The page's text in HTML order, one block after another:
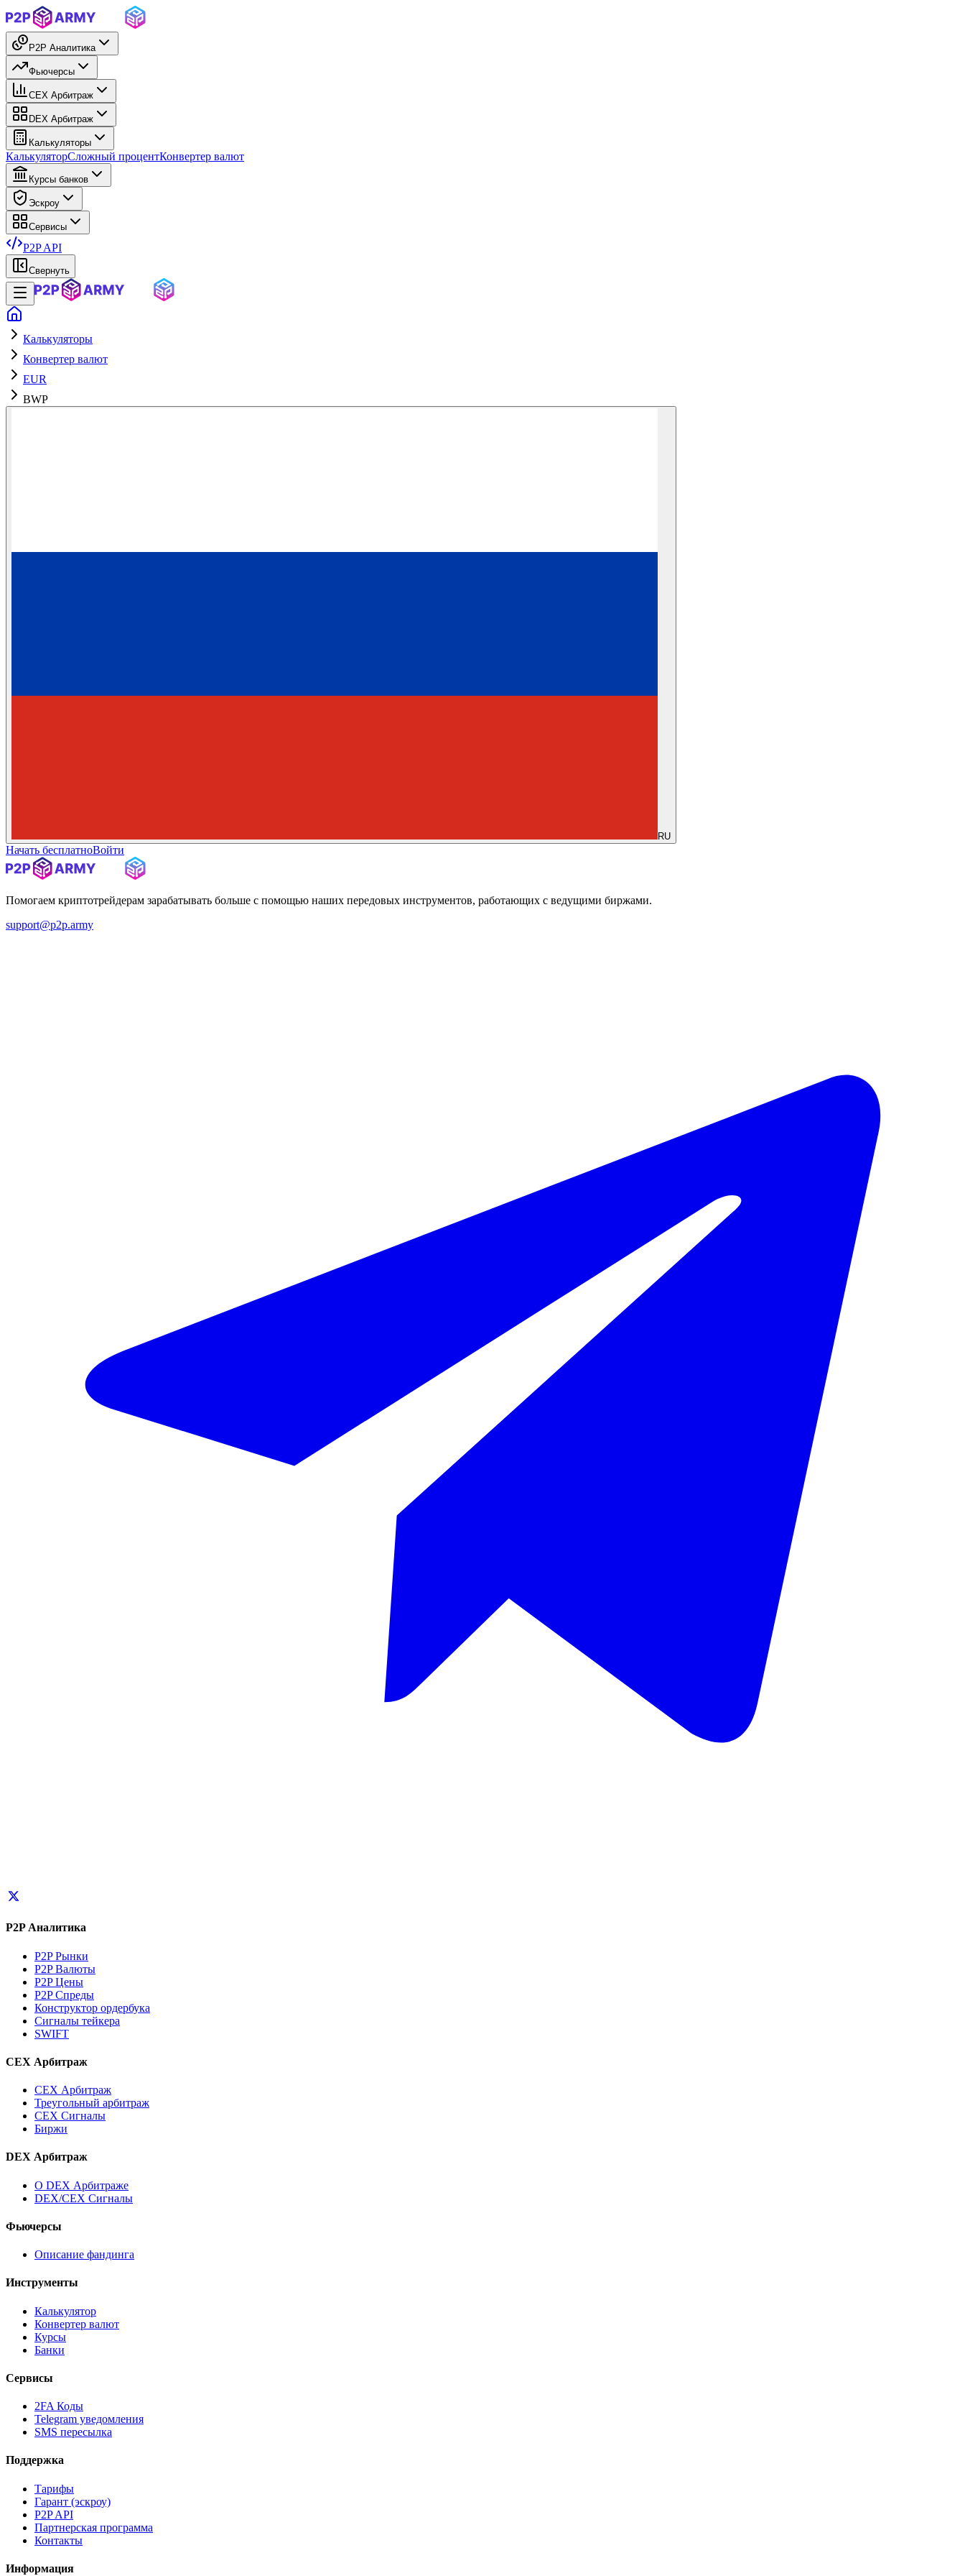
P2P Аналитика
Фьючерсы
CEX Арбитраж
DEX Арбитраж
Калькуляторы
КалькуляторСложный процентКонвертер валют
Курсы банков
Эскроу
Сервисы
P2P API
Свернуть
Калькуляторы
Конвертер валют
EUR
BWP
RU
Начать бесплатноВойти
Помогаем криптотрейдерам зарабатывать больше с помощью наших передовых инструментов, работающих с ведущими биржами.
support@p2p.army
P2P Аналитика
P2P Рынки
P2P Валюты
P2P Цены
P2P Спреды
Конструктор ордербука
Сигналы тейкера
SWIFT
CEX Арбитраж
CEX Арбитраж
Треугольный арбитраж
CEX Сигналы
Биржи
DEX Арбитраж
О DEX Арбитраже
DEX/CEX Сигналы
Фьючерсы
Описание фандинга
Инструменты
Калькулятор
Конвертер валют
Курсы
Банки
Сервисы
2FA Коды
Telegram уведомления
SMS пересылка
Поддержка
Тарифы
Гарант (эскроу)
P2P API
Партнерская программа
Контакты
Информация